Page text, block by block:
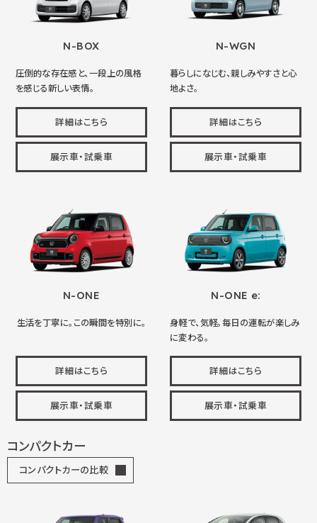
N-BOX
圧倒的な存在感と、一段上の風格
を感じる新しい表情。
詳細はこちら
展示車・試乗車
N-WGN
暮らしになじむ、親しみやすさと心
地よさ。
詳細はこちら
展示車・試乗車
N-ONE
生活を丁寧に。この瞬間を特別に。
詳細はこちら
展示車・試乗車
N-ONE e:
身軽で、気軽。毎日の運転が楽しみ
に変わる。
詳細はこちら
展示車・試乗車
コンパクトカー
コンパクトカーの比較